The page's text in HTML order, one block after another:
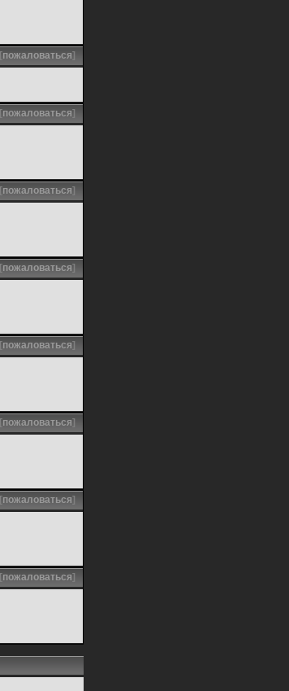
[пожаловаться]
[пожаловаться]
[пожаловаться]
[пожаловаться]
[пожаловаться]
[пожаловаться]
[пожаловаться]
[пожаловаться]